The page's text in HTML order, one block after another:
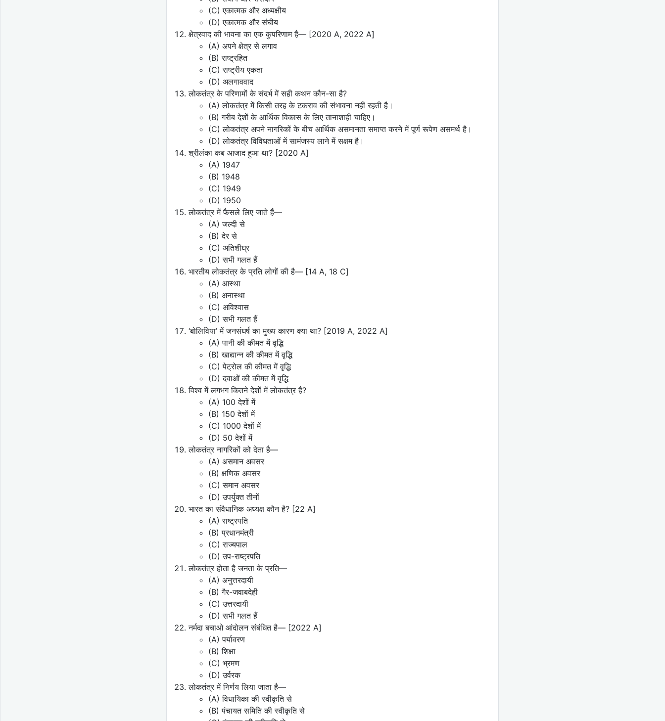
(C) एकात्मक और अध्यक्षीय
(D) एकात्मक और संघीय
क्षेत्रवाद की भावना का एक कुपरिणाम है— [2020 A, 2022 A]
(A) अपने क्षेत्र से लगाव
(B) राष्ट्रहित
(C) राष्ट्रीय एकता
(D) अलगाववाद
लोकतंत्र के परिणामों के संदर्भ में सही कथन कौन-सा है?
(A) लोकतंत्र में किसी तरह के टकराव की संभावना नहीं रहती है।
(B) गरीब देशों के आर्थिक विकास के लिए तानाशाही चाहिए।
(C) लोकतंत्र अपने नागरिकों के बीच आर्थिक असमानता समाप्त करने में पूर्ण रूपेण असमर्थ है।
(D) लोकतंत्र विविधताओं में सामंजस्य लाने में सक्षम है।
श्रीलंका कब आजाद हुआ था? [2020 A]
(A) 1947
(B) 1948
(C) 1949
(D) 1950
लोकतंत्र में फैसले लिए जाते हैं—
(A) जल्दी से
(B) देर से
(C) अतिशीघ्र
(D) सभी गलत हैं
भारतीय लोकतंत्र के प्रति लोगों की है— [14 A, 18 C]
(A) आस्था
(B) अनास्था
(C) अविश्वास
(D) सभी गलत हैं
‘बोलिविया’ में जनसंघर्ष का मुख्य कारण क्या था? [2019 A, 2022 A]
(A) पानी की कीमत में वृद्धि
(B) खाद्यान्न की कीमत में वृद्धि
(C) पेट्रोल की कीमत में वृद्धि
(D) दवाओं की कीमत में वृद्धि
विश्व में लगभग कितने देशों में लोकतंत्र है?
(A) 100 देशों में
(B) 150 देशों में
(C) 1000 देशों में
(D) 50 देशों में
लोकतंत्र नागरिकों को देता है—
(A) असमान अवसर
(B) क्षणिक अवसर
(C) समान अवसर
(D) उपर्युक्त तीनों
भारत का संवैधानिक अध्यक्ष कौन है? [22 A]
(A) राष्ट्रपति
(B) प्रधानमंत्री
(C) राज्यपाल
(D) उप-राष्ट्रपति
लोकतंत्र होता है जनता के प्रति—
(A) अनुत्तरदायी
(B) गैर-जवाबदेही
(C) उत्तरदायी
(D) सभी गलत हैं
नर्मदा बचाओ आंदोलन संबंधित है— [2022 A]
(A) पर्यावरण
(B) शिक्षा
(C) भ्रमण
(D) उर्वरक
लोकतंत्र में निर्णय लिया जाता है—
(A) विधायिका की स्वीकृति से
(B) पंचायत समिति की स्वीकृति से